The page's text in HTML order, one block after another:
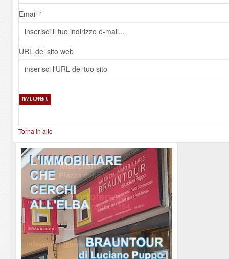
Email *
URL del sito web
Torna in alto